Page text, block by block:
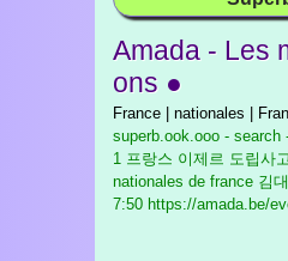
Amada - Les
ons ●
France | nationales |
superb.ook.ooo - search
1 프랑스 이제르 도립사
nationales de france 김
7:50 https://amada.be/